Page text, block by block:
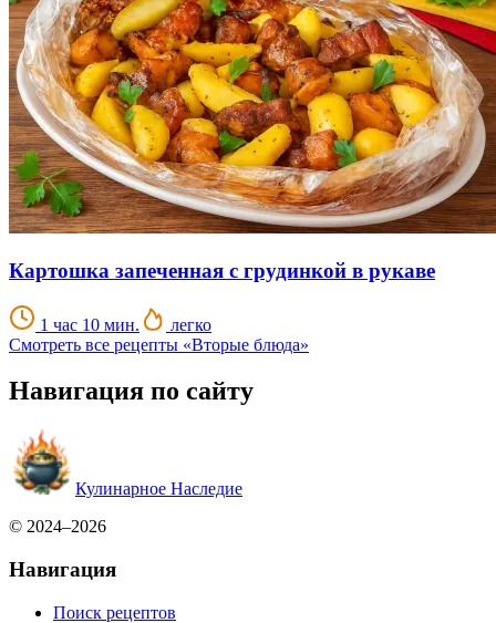
Картошка запеченная с грудинкой в рукаве
1 час 10 мин.
легко
Смотреть все рецепты «Вторые блюда»
Навигация по сайту
Кулинарное Наследие
© 2024–2026
Навигация
Поиск рецептов